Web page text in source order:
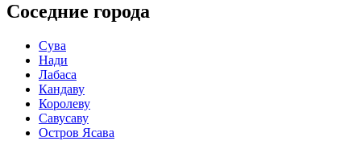
Соседние города
Сува
Нади
Лабаса
Кандаву
Королеву
Савусаву
Остров Ясава